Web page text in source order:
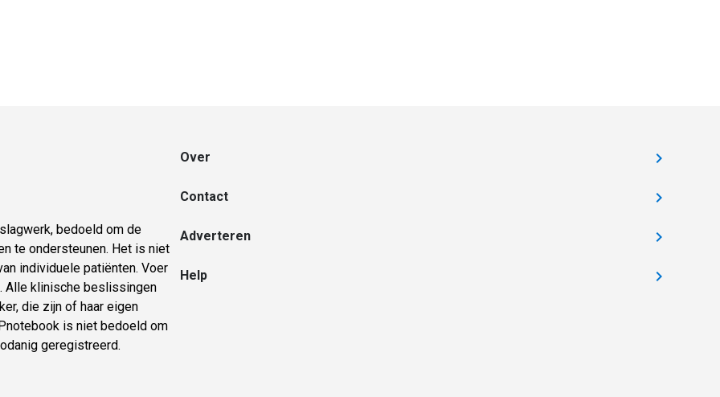
bedoeld om de
te ondersteunen. Het is niet
individuele patiënten. Voer
Alle klinische beslissingen
die zijn of haar eigen
is niet bedoeld om
geregistreerd.
Over
Contact
Adverteren
Help